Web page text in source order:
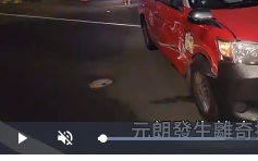
Play Unmute Loaded:
51.69%